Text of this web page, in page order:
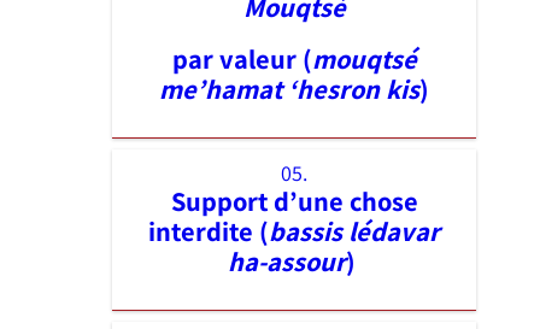
par valeur (mouqtsé
me’hamat ‘hesron kis)
05.
Support d’une chose
interdite (bassis lédavar
ha-assour)